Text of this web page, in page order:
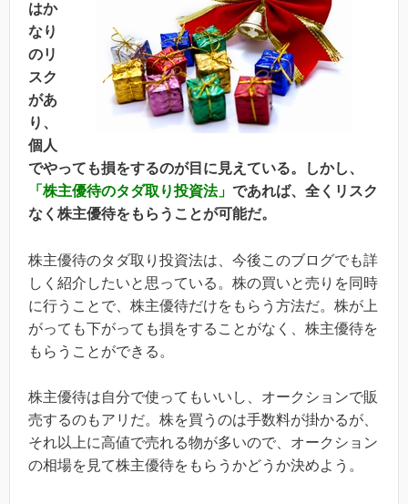
はか
なり
のリ
スク
があ
り、
個人
でやっても損をするのが目に見えている。しかし、
「株主優待のタダ取り投資法」 であれば、全くリスク
なく株主優待をもらうことが可能だ。
株主優待のタダ取り投資法は、今後このブログでも詳
しく紹介したいと思っている。株の買いと売りを同時
に行うことで、株主優待だけをもらう方法だ。株が上
がっても下がっても損をすることがなく、株主優待を
もらうことができる。
株主優待は自分で使ってもいいし、オークションで販
売するのもアリだ。株を買うのは手数料が掛かるが、
それ以上に高値で売れる物が多いので、オークション
の相場を見て株主優待をもらうかどうか決めよう。